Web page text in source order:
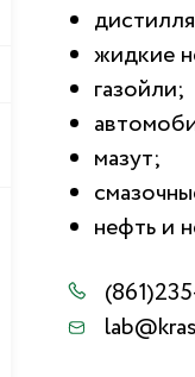
жидкие
газойли;
мазут;
нефть и